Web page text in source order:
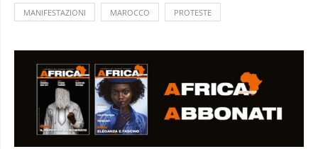
MANIFESTAZIONI MAROCCO PROTESTE